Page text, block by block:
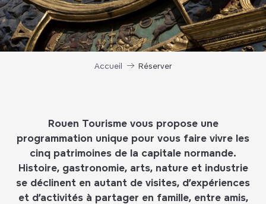
Accueil Réserver
Rouen Tourisme vous propose une
programmation unique pour vous faire vivre les
cinq patrimoines de la capitale normande.
Histoire, gastronomie, arts, nature et industrie
se déclinent en autant de visites, d’expériences
et d’activités à partager en famille, entre amis,